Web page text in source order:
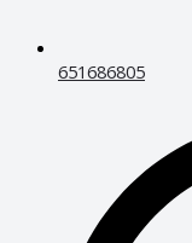
651686805